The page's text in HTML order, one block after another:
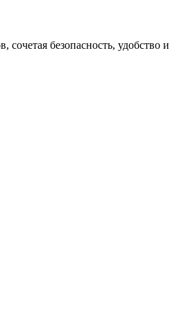
безопасность, удобство